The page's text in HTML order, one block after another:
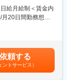
法令遵守体制の整
の取り組みを強化
できる人材を募集
組みづくり、社
活躍いただきま
給月給制＜賃金内
20日間勤務想定
月給(月額)は固定手
頼する
ントサービス）